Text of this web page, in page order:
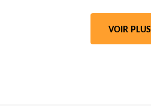
VOIR PLUS